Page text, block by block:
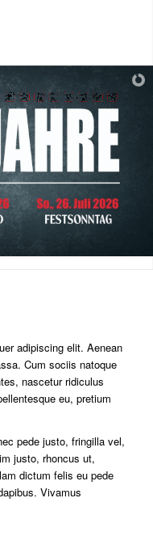
adipiscing elit. Aenean
Cum sociis natoque
nascetur ridiculus
eu, pretium
pede justo, fringilla vel,
justo, rhoncus ut,
dictum felis eu pede
Vivamus